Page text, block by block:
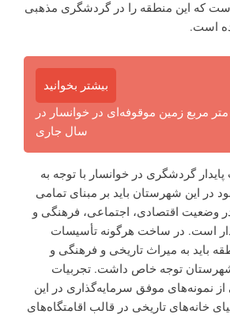
که این منطقه را در گردشگری مذهبی
است.
بیشتر بخوانید
رفع تصرف ۵۰۰ متر مربع زمین موقوفه‌ای در خوانسار در
سال جاری
گردشگری در خوانسار با توجه به
در این شهرستان باید بر مبنای تمامی
وضعیت اقتصادی، اجتماعی، فرهنگی و
است. در ساخت هرگونه تأسیسات
باید به میراث تاریخی و فرهنگی و
توجه خاص داشت. تجربیات
نمونه‌های موفق سرمایه‌گذاری در این
خانه‌های تاریخی در قالب اقامتگاه‌های